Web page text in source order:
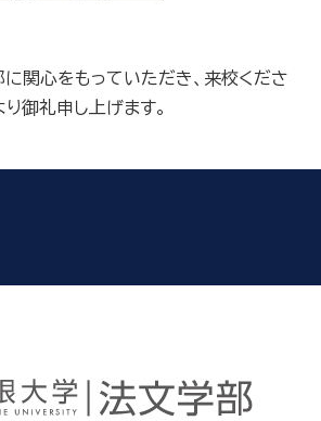
関心をもっていただき、来校くださ
御礼申し上げます。